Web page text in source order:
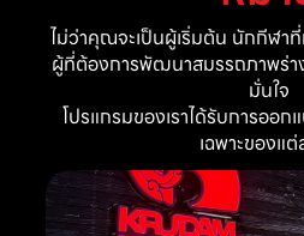
ไม่ว่าคุณจะเป็นผู้เริ่มต้น นักกีฬา
ผู้ที่ต้องการพัฒนาสมรรถภาพร่า
มั่นใจ
โปรแกรมของเราได้รับการออก
เฉพาะของแต่